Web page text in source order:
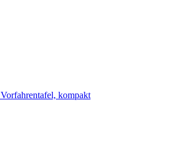
Vorfahrentafel, kompakt